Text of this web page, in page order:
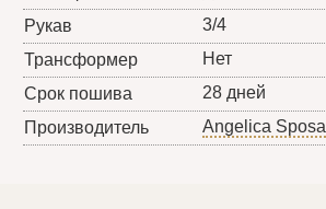
Рукав
3/4
Трансформер
Нет
Срок пошива
28 дней
Производитель
Angelica Sposa